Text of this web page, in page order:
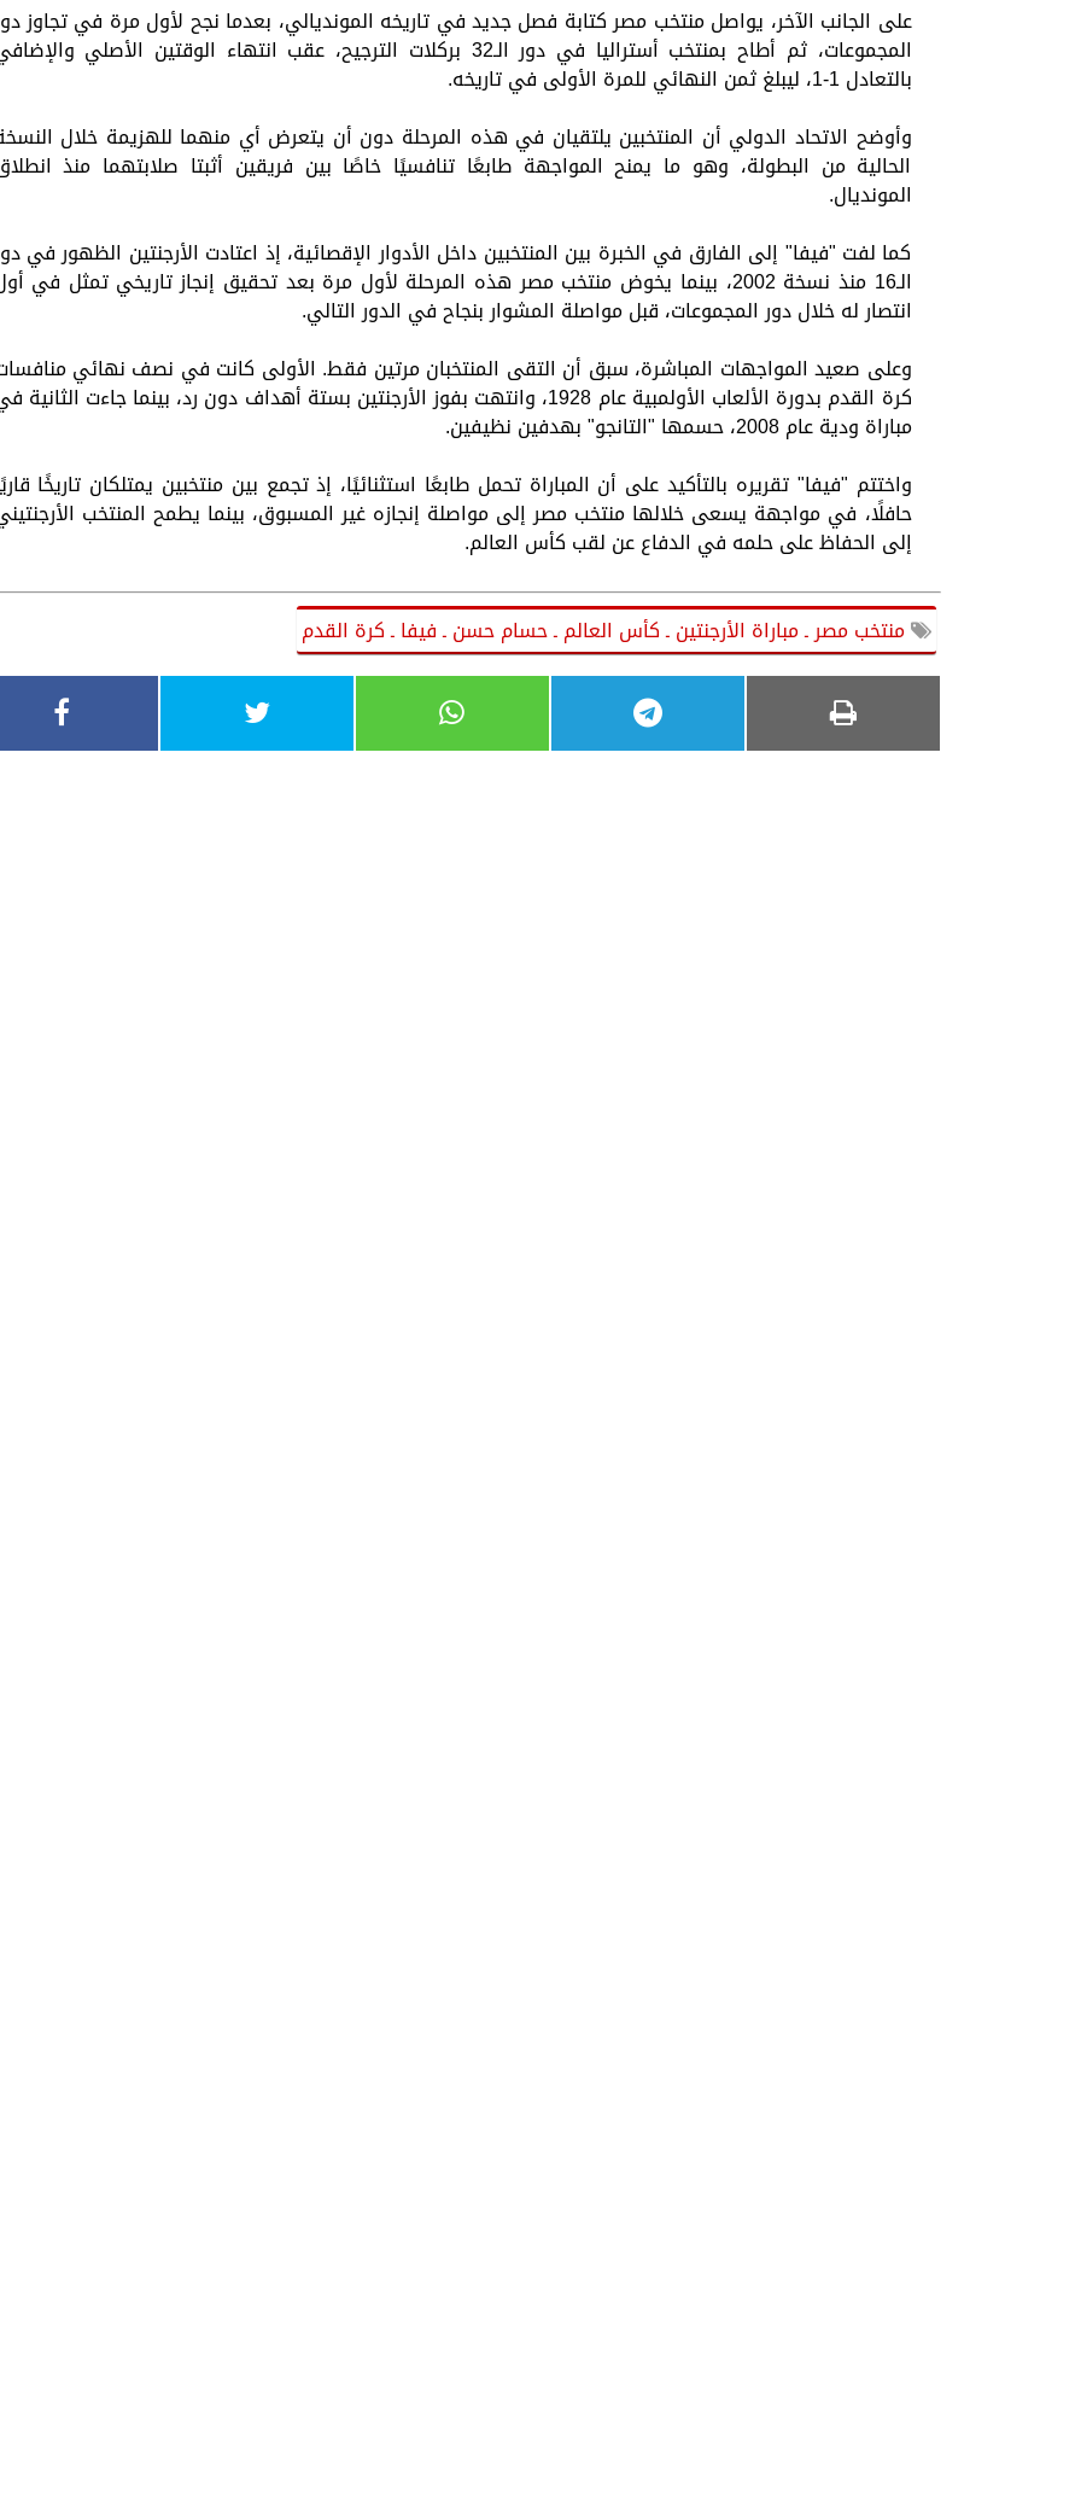
على الجانب الآخر، يواصل منتخب مصر كتابة فصل جديد في تاريخه المونديالي، بعدما نجح لأول مرة في تجاوز
المجموعات، ثم أطاح بمنتخب أستراليا في دور الـ32 بركلات الترجيح، عقب انتهاء الوقتين الأصلي
بالتعادل 1-1، ليبلغ ثمن النهائي للمرة الأولى في تاريخه.
وأوضح الاتحاد الدولي أن المنتخبين يلتقيان في هذه المرحلة دون أن يتعرض أي منهما للهزيمة خلال
الحالية من البطولة، وهو ما يمنح المواجهة طابعًا تنافسيًا خاصًا بين فريقين أثبتا صلابتهما منذ
المونديال.
كما لفت "فيفا" إلى الفارق في الخبرة بين المنتخبين داخل الأدوار الإقصائية، إذ اعتادت الأرجنتين الظهور في
الـ16 منذ نسخة 2002، بينما يخوض منتخب مصر هذه المرحلة لأول مرة بعد تحقيق إنجاز تاريخي تمثل في
انتصار له خلال دور المجموعات، قبل مواصلة المشوار بنجاح في الدور التالي.
وعلى صعيد المواجهات المباشرة، سبق أن التقى المنتخبان مرتين فقط. الأولى كانت في نصف نهائي
كرة القدم بدورة الألعاب الأولمبية عام 1928، وانتهت بفوز الأرجنتين بستة أهداف دون رد، بينما جاءت الثانية
مباراة ودية عام 2008، حسمها "التانجو" بهدفين نظيفين.
واختتم "فيفا" تقريره بالتأكيد على أن المباراة تحمل طابعًا استثنائيًا، إذ تجمع بين منتخبين يمتلكان تاريخًا
حافلًا، في مواجهة يسعى خلالها منتخب مصر إلى مواصلة إنجازه غير المسبوق، بينما يطمح المنتخب
إلى الحفاظ على حلمه في الدفاع عن لقب كأس العالم.
منتخب مصر ـ مباراة الأرجنتين ـ كأس العالم ـ حسام حسن ـ فيفا ـ كرة القدم